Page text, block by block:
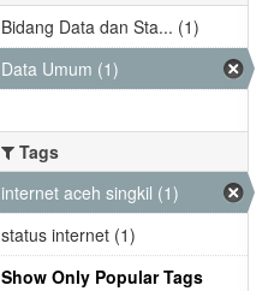
Bidang Data dan Sta... (1)
Data Umum (1)
Tags
internet aceh singkil (1)
status internet (1)
Show Only Popular Tags